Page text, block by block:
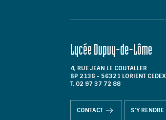
Lycée Dupuy-de-Lôme
4, RUE JEAN LE COUTALLER
BP 2136 - 56321 LORIENT CEDEX
T. 02 97 37 72 88
CONTACT S'Y RENDRE